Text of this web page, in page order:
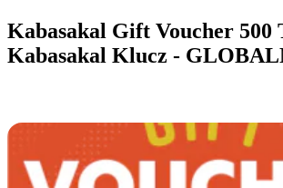
Kabasakal Gift Voucher 500
Kabasakal Klucz -